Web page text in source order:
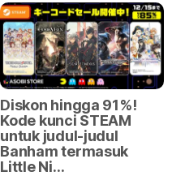
Diskon hingga 91%!
Kode kunci STEAM
untuk judul-judul
Banham termasuk
Little Ni…